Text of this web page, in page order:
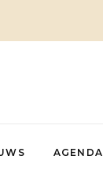
AGENDA